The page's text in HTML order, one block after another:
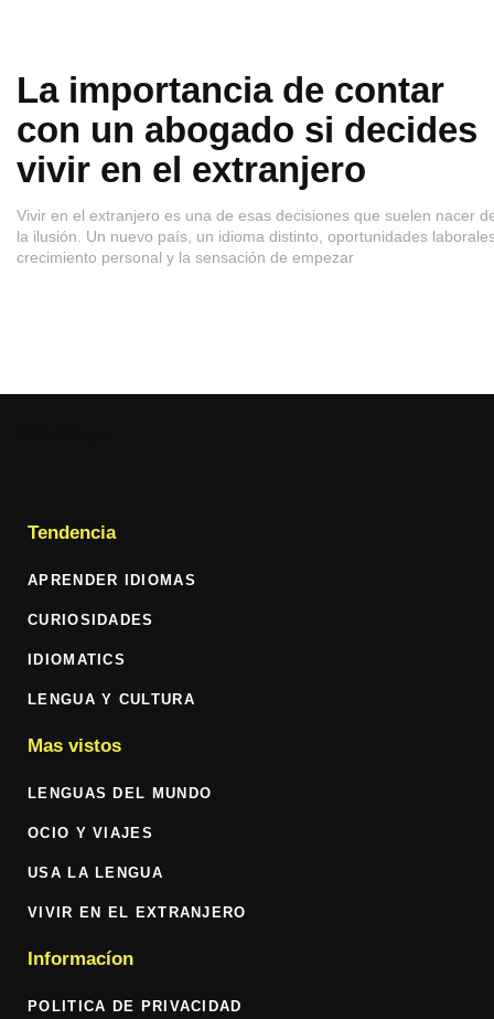
La importancia de contar
con un abogado si decides
vivir en el extranjero
Vivir en el extranjero es una de esas decisiones que suelen nacer
la ilusión. Un nuevo país, un idioma distinto, oportunidades
crecimiento personal y la sensación de empezar
Tendencia
APRENDER IDIOMAS
CURIOSIDADES
IDIOMATICS
LENGUA Y CULTURA
Mas vistos
LENGUAS DEL MUNDO
OCIO Y VIAJES
USA LA LENGUA
VIVIR EN EL EXTRANJERO
Informacíon
POLITICA DE PRIVACIDAD